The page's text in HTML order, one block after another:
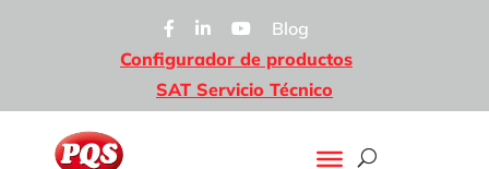
Blog
Configurador de productos
SAT Servicio Técnico